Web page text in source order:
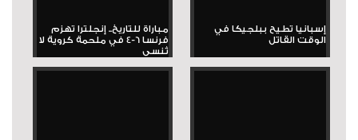
إسبانيا تطيح ببلجيكا في
الوقت القاتل
مباراة للتاريخ.. إنجلترا تهزم
فرنسا 6-4 في ملحمة كروية لا
تُنسى